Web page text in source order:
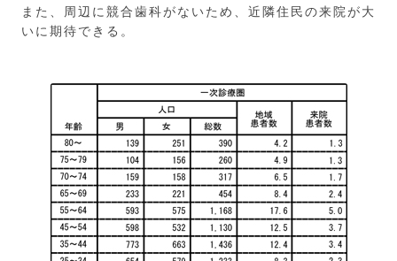
また、周辺に競合歯科がないため、近隣住民の来院が大
いに期待できる。